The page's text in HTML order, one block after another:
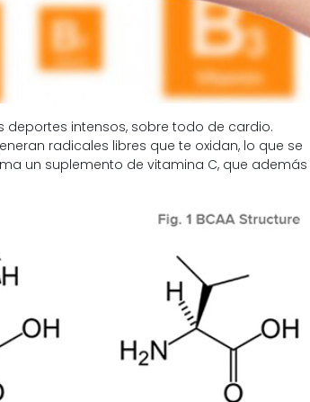
intensos, sobre todo de cardio.
radicales libres que te oxidan, lo que se
un suplemento de vitamina C, que además